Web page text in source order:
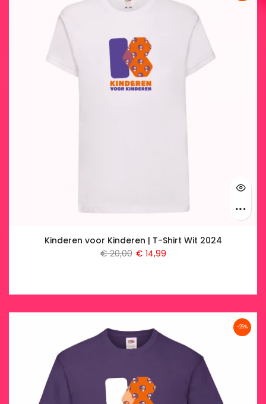
Kinderen voor Kinderen | T-Shirt Wit 2024
€ 20,00 € 14,99
-26%